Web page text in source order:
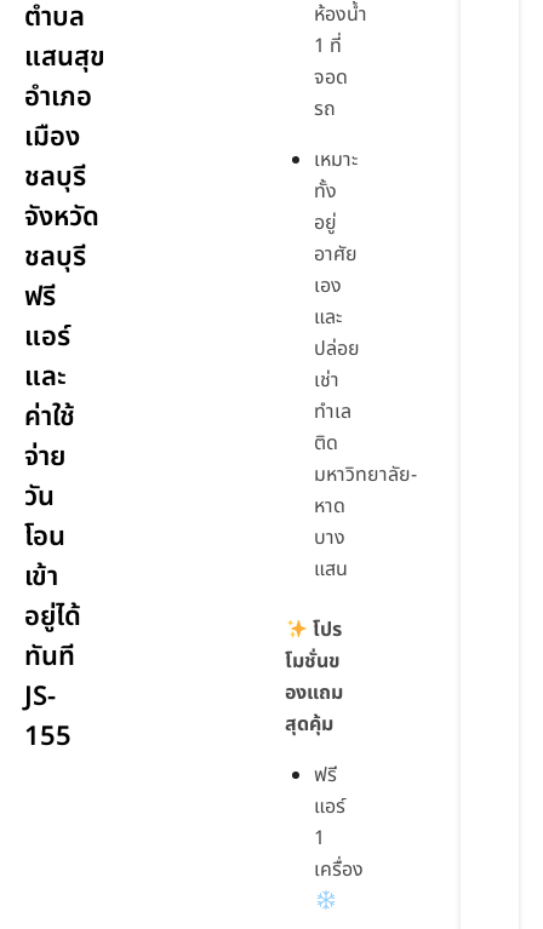
ตำบล
แสนสุข
อำเภอ
เมือง
ชลบุรี
จังหวัด
ชลบุรี
ฟรี
แอร์
และ
ค่าใช้
จ่าย
วัน
โอน
เข้า
อยู่ได้
ทันที
JS-
155
ห้องน้ำ
1 ที่
จอด
รถ
เหมาะ
ทั้ง
อยู่
อาศัย
เอง
และ
ปล่อย
เช่า
ทำเล
ติด
มหาวิทยาลัย-
หาด
บาง
แสน
โปร
โมชั่นข
องแถม
สุดคุ้ม
ฟรี
แอร์
1
เครื่อง